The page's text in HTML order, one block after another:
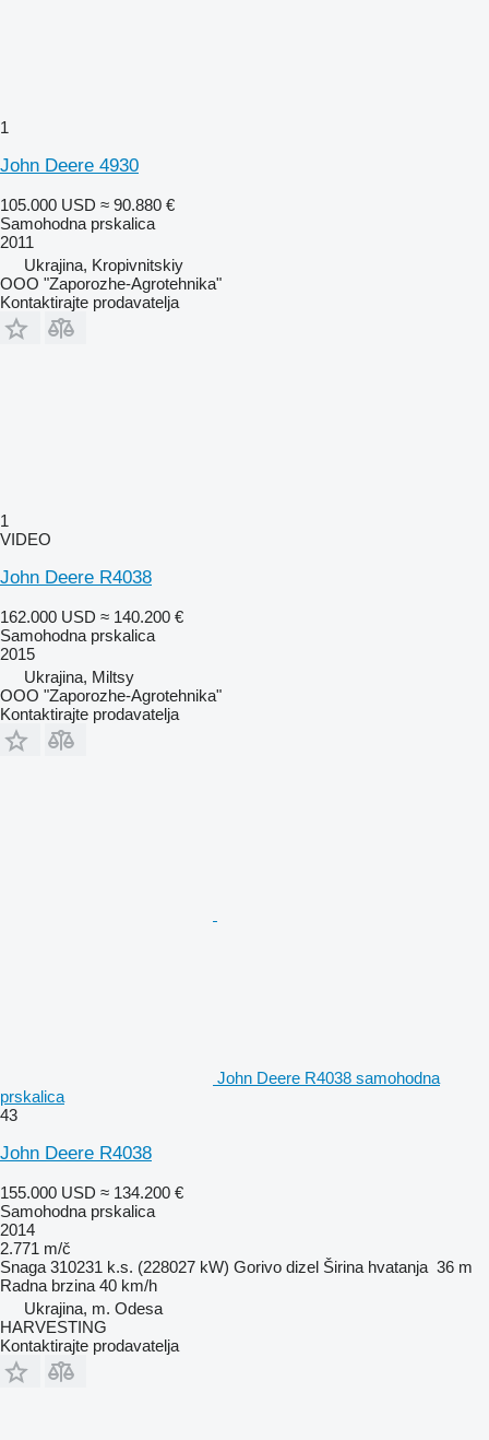
1
John Deere 4930
105.000 USD ≈ 90.880 €
Samohodna prskalica
2011
Ukrajina, Kropivnitskiy
OOO "Zaporozhe-Agrotehnika"
Kontaktirajte prodavatelja
1
VIDEO
John Deere R4038
162.000 USD ≈ 140.200 €
Samohodna prskalica
2015
Ukrajina, Miltsy
OOO "Zaporozhe-Agrotehnika"
Kontaktirajte prodavatelja
John Deere R4038 samohodna
prskalica
43
John Deere R4038
155.000 USD ≈ 134.200 €
Samohodna prskalica
2014
2.771 m/č
Snaga 310231 k.s. (228027 kW) Gorivo dizel Širina hvatanja 36 m
Radna brzina 40 km/h
Ukrajina, m. Odesa
HARVESTING
Kontaktirajte prodavatelja